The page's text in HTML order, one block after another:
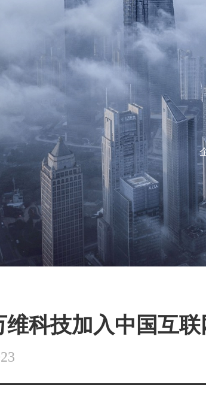
科技加入中国互联